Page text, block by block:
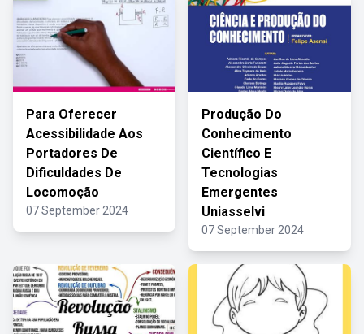
Para Oferecer
Acessibilidade Aos
Portadores De
Dificuldades De
Locomoção
07 September 2024
Produção Do
Conhecimento
Científico E
Tecnologias
Emergentes
Uniasselvi
07 September 2024